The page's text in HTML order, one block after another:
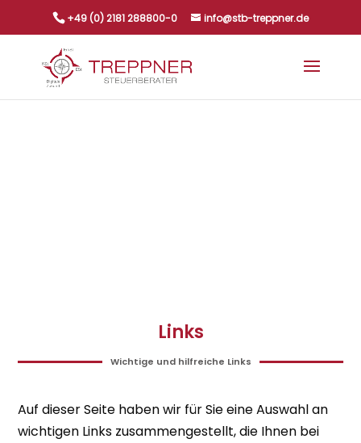
+49 (0) 2181 288800-0 info@stb-treppner.de
Links
Wichtige und hilfreiche Links
Auf dieser Seite haben wir für Sie eine Auswahl an
wichtigen Links zusammengestellt, die Ihnen bei